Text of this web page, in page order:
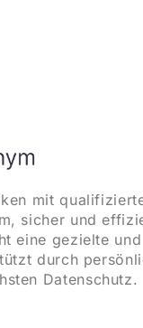
mit
sicher und
eine gezielte
durch
Datenschutz.